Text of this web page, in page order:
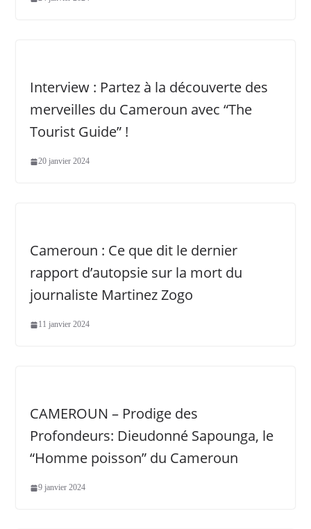
Interview : Partez à la découverte des
merveilles du Cameroun avec “The
Tourist Guide” !
20 janvier 2024
Cameroun : Ce que dit le dernier
rapport d’autopsie sur la mort du
journaliste Martinez Zogo
11 janvier 2024
CAMEROUN – Prodige des
Profondeurs: Dieudonné Sapounga, le
“Homme poisson” du Cameroun
9 janvier 2024